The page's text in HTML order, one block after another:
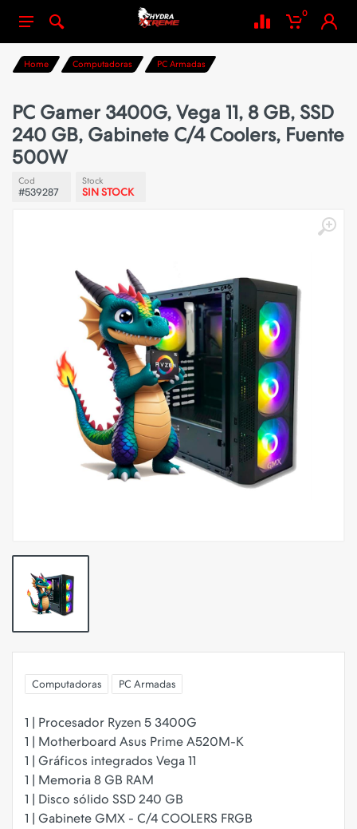
0
Home Computadoras PC Armadas
PC Gamer 3400G, Vega 11, 8 GB, SSD
240 GB, Gabinete C/4 Coolers, Fuente
500W
Cod
#539287
Stock
SIN STOCK
Computadoras PC Armadas
1 | Procesador Ryzen 5 3400G
1 | Motherboard Asus Prime A520M-K
1 | Gráficos integrados Vega 11
1 | Memoria 8 GB RAM
1 | Disco sólido SSD 240 GB
1 | Gabinete GMX - C/4 COOLERS FRGB